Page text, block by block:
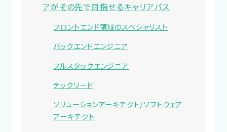
アがその先で目指せるキャリアパス
フロントエンド領域のスペシャリスト
バックエンドエンジニア
フルスタックエンジニア
テックリード
ソリューションアーキテクト/ソフトウェア
アーキテクト